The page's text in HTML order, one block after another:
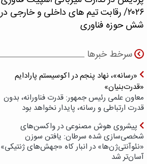
۲۰۲۶/ رقابت تیم های داخلی و خارجی در
شش حوزه فناوری
سرخط خبرها
«رسانه»، نهاد پنجم در اکوسیستم پارادایم
«قدرت‌بنیان»
معاون علمی رئیس جمهور: قدرت فناورانه، بدون
قدرت ارتباطی و رسانه، پایدار نخواهد بود
پیشروی هوش مصنوعی در واکسن‌های
شخصی‌سازی شده سرطان: یافتن سوزن
«نئوآنتی‌ژن‌ها» در انبار کاه «جهش‌های ژنتیکی»
آسان‌تر شد